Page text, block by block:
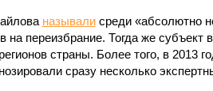
называлисреди «абсолютно
переизбрание. Тогда же субъект
страны. Более того, в 2013
сразу несколько